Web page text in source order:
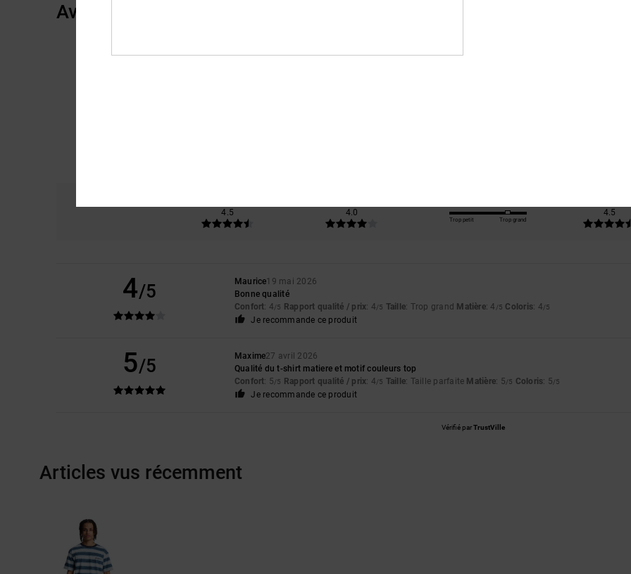
Avis clients
4.5
4.0
Trop petit Trop grand
4.5
4/5 Maurice19 mai 2026
Bonne qualité
Confort: 4/5 Rapport qualité / prix: 4/5 Taille: Trop grand Matière: 4 /5 Coloris: 4/5
Je recommande ce produit
5/5 Maxime27 avril 2026
Qualité du t-shirt matiere et motif couleurs top
Confort: 5/5 Rapport qualité / prix: 4/5 Taille: Taille parfaite Matière: 5/5 Coloris: 5/5
Je recommande ce produit
Vérifié parTrustVille
Articles vus récemment